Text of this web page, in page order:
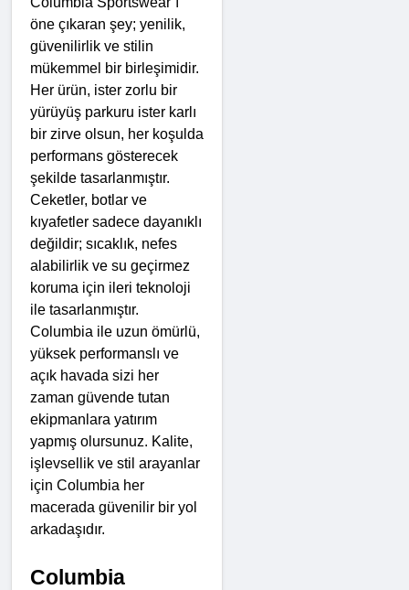
öne çıkaran şey; yenilik,
güvenilirlik ve stilin
mükemmel bir birleşimidir.
Her ürün, ister zorlu bir
yürüyüş parkuru ister karlı
bir zirve olsun, her koşulda
performans gösterecek
şekilde tasarlanmıştır.
Ceketler, botlar ve
kıyafetler sadece dayanıklı
değildir; sıcaklık, nefes
alabilirlik ve su geçirmez
koruma için ileri teknoloji
ile tasarlanmıştır.
Columbia ile uzun ömürlü,
yüksek performanslı ve
açık havada sizi her
zaman güvende tutan
ekipmanlara yatırım
yapmış olursunuz. Kalite,
işlevsellik ve stil arayanlar
için Columbia her
macerada güvenilir bir yol
arkadaşıdır.
Columbia